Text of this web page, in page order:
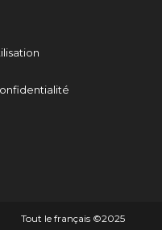
Tout le français ©️2025